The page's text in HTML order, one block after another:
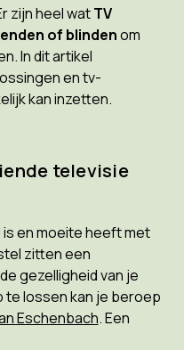
zijn heel watTV
of blindenom
In dit artikel
en tv-
kan inzetten.
televisie
en moeite heeft met
zitten een
gezelligheid van je
te lossen kan je beroep
Eschenbach. Een